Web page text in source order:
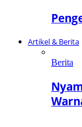
Artikel & Berita
Berita